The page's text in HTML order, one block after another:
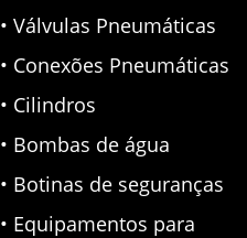
• Válvulas Pneumáticas
• Conexões Pneumáticas
• Cilindros
• Bombas de água
• Botinas de seguranças
• Equipamentos para